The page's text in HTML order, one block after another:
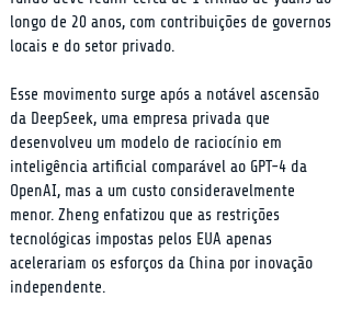
longo de 20 anos, com contribuições de governos
locais e do setor privado.
Esse movimento surge após a notável ascensão
da DeepSeek, uma empresa privada que
desenvolveu um modelo de raciocínio em
inteligência artificial comparável ao GPT-4 da
OpenAI, mas a um custo consideravelmente
menor. Zheng enfatizou que as restrições
tecnológicas impostas pelos EUA apenas
acelerariam os esforços da China por inovação
independente.